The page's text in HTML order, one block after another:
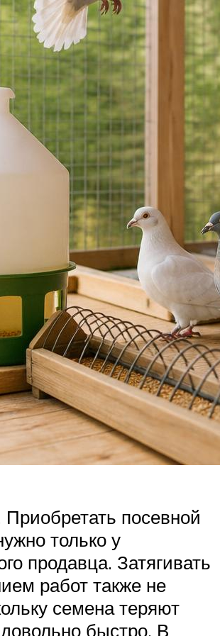
посевной
только у
продавца. Затягивать
работ также не
семена теряют
быстро. В